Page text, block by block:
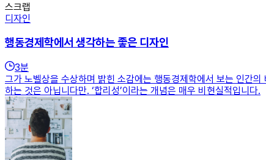
스크랩
디자인
행동경제학에서 생각하는 좋은 디자인
3분
그가 노벨상을 수상하며 밝힌 소감에는 행동경제학에서 보는 인간
하는 것은 아닙니다만. ‘합리성’이라는 개념은 매우 비현실적입니다.